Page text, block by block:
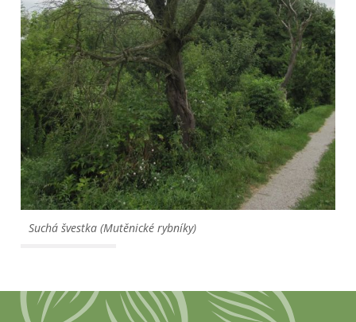
Suchá švestka (Mutěnické rybníky)